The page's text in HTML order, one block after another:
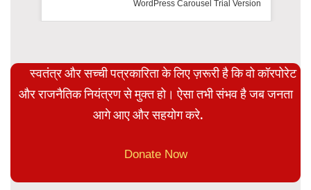
WordPress Carousel Trial Version
स्वतंत्र और सच्ची पत्रकारिता के लिए ज़रूरी है कि वो कॉरपोरेट
और राजनैतिक नियंत्रण से मुक्त हो। ऐसा तभी संभव है जब जनता
आगे आए और सहयोग करे.
Donate Now